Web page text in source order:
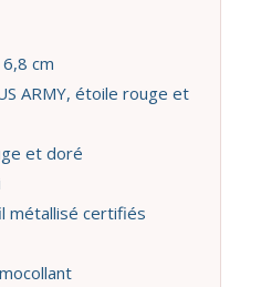
cm
ARMY, étoile rouge et
et doré
métallisé certifiés